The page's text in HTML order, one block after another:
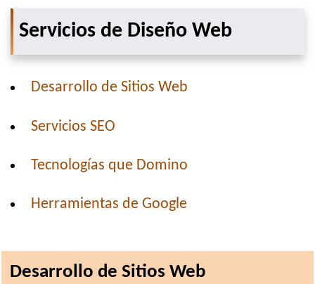
Servicios de Diseño Web
Desarrollo de Sitios Web
Servicios SEO
Tecnologías que Domino
Herramientas de Google
Desarrollo de Sitios Web